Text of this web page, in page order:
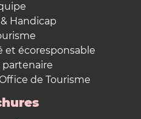
Handicap
et écoresponsable
partenaire
de Tourisme